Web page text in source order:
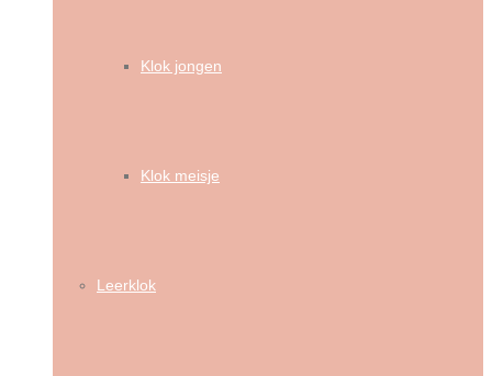
Klok jongen
Klok meisje
Leerklok